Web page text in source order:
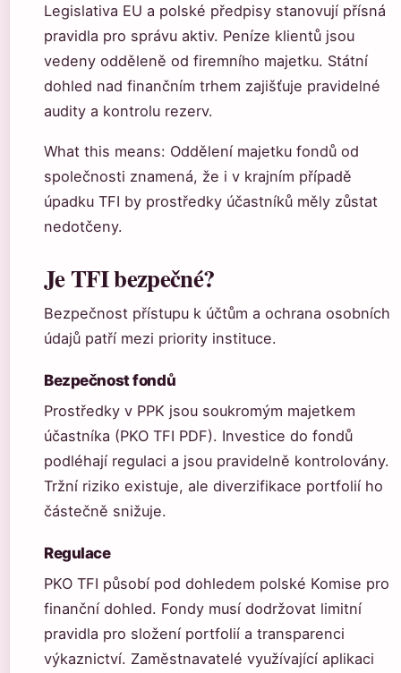
Legislativa EU a polské předpisy stanovují přísná
pravidla pro správu aktiv. Peníze klientů jsou
vedeny odděleně od firemního majetku. Státní
dohled nad finančním trhem zajišťuje pravidelné
audity a kontrolu rezerv.
What this means: Oddělení majetku fondů od
společnosti znamená, že i v krajním případě
úpadku TFI by prostředky účastníků měly zůstat
nedotčeny.
Je TFI bezpečné?
Bezpečnost přístupu k účtům a ochrana osobních
údajů patří mezi priority instituce.
Bezpečnost fondů
Prostředky v PPK jsou soukromým majetkem
účastníka (PKO TFI PDF). Investice do fondů
podléhají regulaci a jsou pravidelně kontrolovány.
Tržní riziko existuje, ale diverzifikace portfolií ho
částečně snižuje.
Regulace
PKO TFI působí pod dohledem polské Komise pro
finanční dohled. Fondy musí dodržovat limitní
pravidla pro složení portfolií a transparenci
výkaznictví. Zaměstnavatelé využívající aplikaci